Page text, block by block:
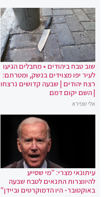
שוב טבח ביהודים • מחבלים הגיעו
לעיר יפו מצוידים בנשק, ומטרתם:
רצח יהודים | שבעה קדושים נרצחו
| השם יקום דמם
אלי שפירא
עיתונאי מצרי: "מי שסייע
להיווצרות התנאים לטבח שבעה
באוקטובר- היו הדמוקרטים וביידן"